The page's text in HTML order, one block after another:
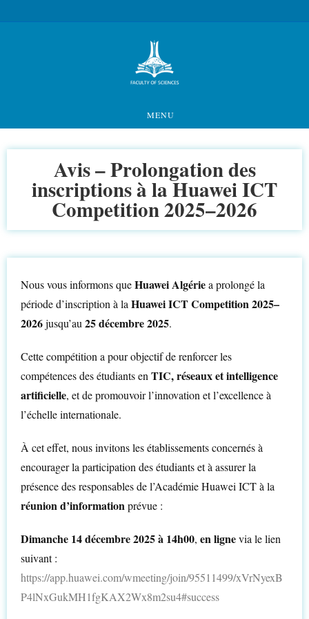
MENU
Avis – Prolongation des
inscriptions à la Huawei ICT
Competition 2025–2026
Nous vous informons queHuawei Algériea prolongé la
période d’inscription à laHuawei ICT Competition 2025–
2026jusqu’au25 décembre 2025.
Cette compétition a pour objectif de renforcer les
compétences des étudiants enTIC, réseaux et intelligence
artificielle, et de promouvoir l’innovation et l’excellence à
l’échelle internationale.
À cet effet, nous invitons les établissements concernés à
encourager la participation des étudiants et à assurer la
présence des responsables de l’Académie Huawei ICT à la
réunion d’informationprévue :
Dimanche 14 décembre 2025 à 14h00, en lignevia le lien
suivant :
https://app.huawei.com/wmeeting/join/95511499/xVrNyexB
P4lNxGukMH1fgKAX2Wx8m2su4#success